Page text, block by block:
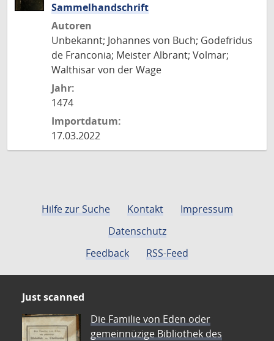
Sammelhandschrift
Autoren
Unbekannt; Johannes von Buch; Godefridus
de Franconia; Meister Albrant; Volmar;
Walthisar von der Wage
Jahr:
1474
Importdatum:
17.03.2022
Hilfe zur Suche Kontakt
Impressum
Datenschutz
Feedback
RSS-Feed
Just scanned
Die Familie von Eden oder
gemeinnüzige Bibliothek des